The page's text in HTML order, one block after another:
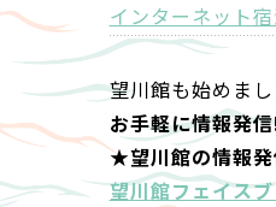
インターネット
望川館も始めま
お手軽に情報発
★望川館の情報発
望川館フェイス